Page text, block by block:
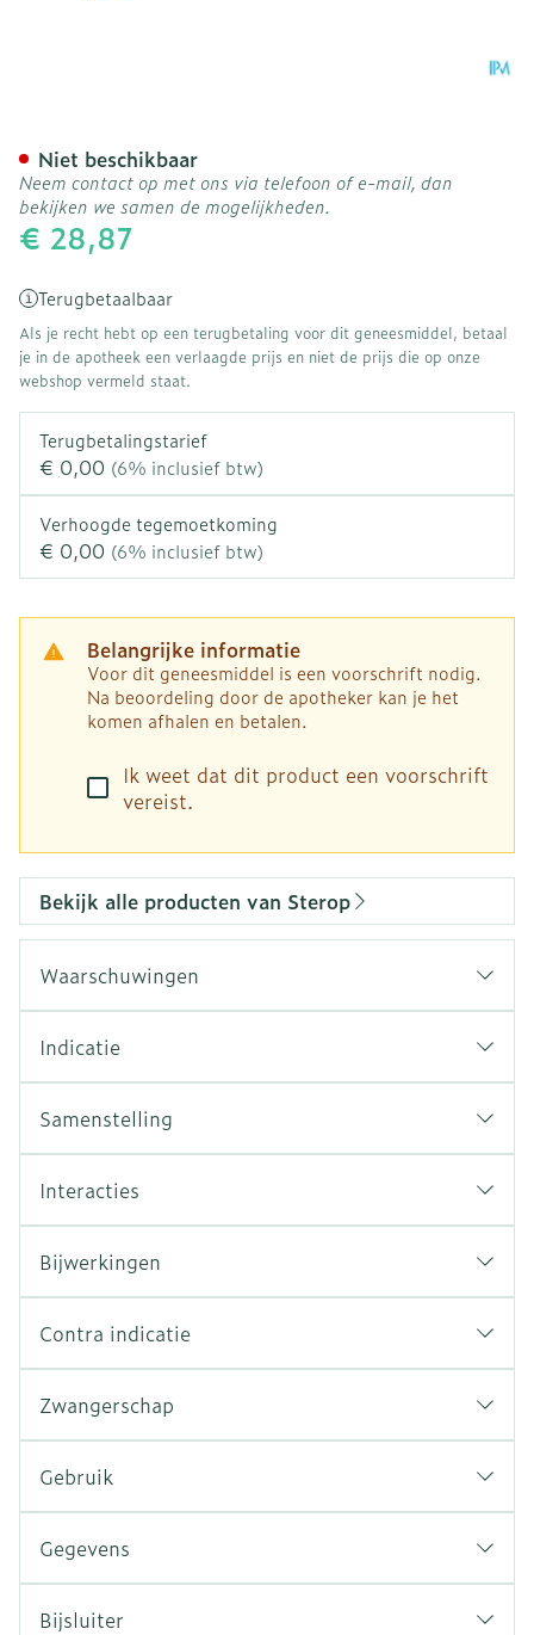
€ 28,87
Terugbetaalbaar
Als je recht hebt op een terugbetaling voor dit geneesmiddel, betaal
je in de apotheek een verlaagde prijs en niet de prijs die op onze
webshop vermeld staat.
Terugbetalingstarief
€ 0,00 (6% inclusief btw)
Verhoogde tegemoetkoming
€ 0,00 (6% inclusief btw)
Belangrijke informatie
Voor dit geneesmiddel is een voorschrift nodig.
Na beoordeling door de apotheker kan je het
komen afhalen en betalen.
Ik weet dat dit product een voorschrift
vereist.
Niet beschikbaar
Neem contact op met ons via telefoon of e-mail, dan
bekijken we samen de mogelijkheden.
Bekijk alle producten van Sterop
Waarschuwingen
Indicatie
Samenstelling
Interacties
Bijwerkingen
Contra indicatie
Zwangerschap
Gebruik
Gegevens
Bijsluiter